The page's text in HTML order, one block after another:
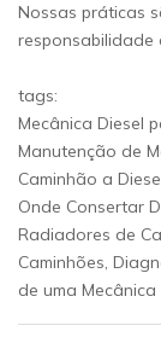
Nossas práticas
responsabilidade
tags:
Mecânica Diesel
Manutenção de
Caminhão a
Onde Consertar
Radiadores de
Caminhões,
de uma Mecânica